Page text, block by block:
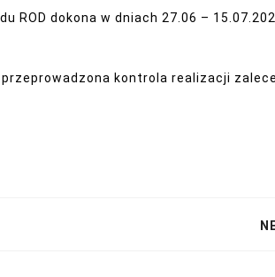
ROD dokona w dniach 27.06 –
kontrola realizacji